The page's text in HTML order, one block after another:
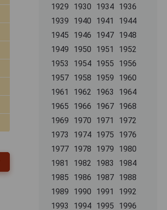
1929
1930 1934 1936
1939
1940 1941
1944
1945
1946 1947 1948
1949
1950 1951
1952
1953
1954 1955
1956
1957 1958 1959
1960
1961
1962 1963
1964
1965
1966 1967 1968
1969
1970 1971
1972
1973
1974 1975
1976
1977 1978 1979
1980
1981
1982 1983
1984
1985
1986 1987 1988
1989
1990 1991
1992
1993
1994 1995
1996